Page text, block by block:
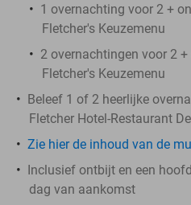
1 overnachting voor 2 +
Fletcher's Keuzemenu
2 overnachtingen voor 2
Fletcher's Keuzemenu
Beleef 1 of 2 heerlijke
Fletcher Hotel-Restaurant
Zie hier de inhoud van de
Inclusief ontbijt en een
dag van aankomst